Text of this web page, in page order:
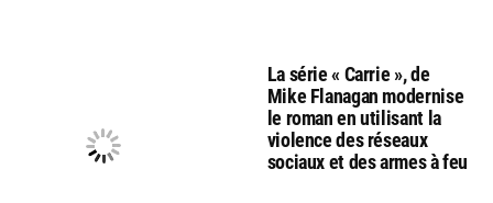
La série « Carrie », de
Mike Flanagan modernise
le roman en utilisant la
violence des réseaux
sociaux et des armes à feu